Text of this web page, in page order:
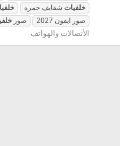
خلفيات شفايف حمره
صور ايفون 2027
صور
الأتصالات والهواتف